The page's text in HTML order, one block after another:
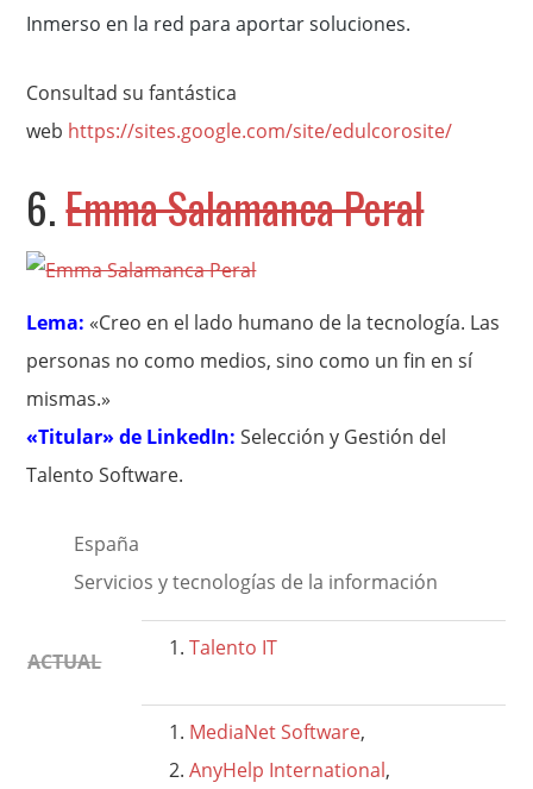
Inmerso en la red para aportar soluciones.
Consultad su fantástica
web https://sites.google.com/site/edulcorosite/
6.Emma Salamanca Peral
Lema: «Creo en el lado humano de la tecnología. Las
personas no como medios, sino como un fin en sí
mismas.»
«Titular» de LinkedIn:Selección y Gestión del
Talento Software.
España
Servicios y tecnologías de la información
ACTUAL
Talento IT
MediaNet Software,
AnyHelp International,